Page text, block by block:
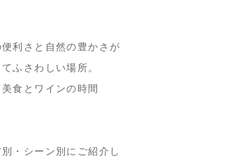
利さと自然の豊かさが
ふさわしい場所。
食とワインの時間
・シーン別にご紹介し